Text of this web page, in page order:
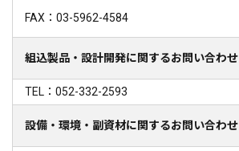
FAX：03-5962-4584
組込製品・設計開発に関するお問い合わせ
TEL：052-332-2593
設備・環境・副資材に関するお問い合わせ